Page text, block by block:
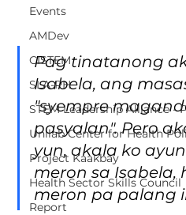
Events
AMDev
CISTEM
SLA-PH
STEM Leadership Alliance -
Unilab Center for Health
Project Kaakbay
Health Sector Skills Council
Report
Pag tinatanong
Isabela, ang
"syempre
pasyalan". Pero
yun, akala ko
meron sa Isabela,
meron pa palang